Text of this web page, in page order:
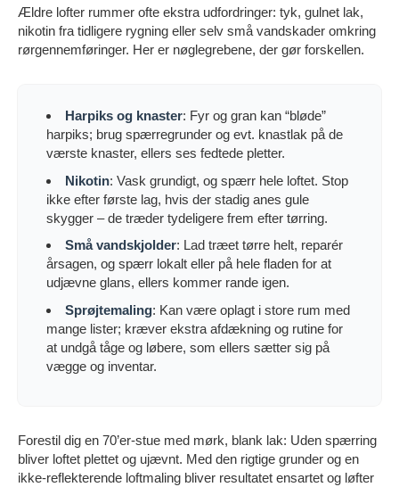
Ældre lofter rummer ofte ekstra udfordringer: tyk, gulnet lak,
nikotin fra tidligere rygning eller selv små vandskader omkring
rørgennemføringer. Her er nøglegrebene, der gør forskellen.
Harpiks og knaster: Fyr og gran kan “bløde”
harpiks; brug spærregrunder og evt. knastlak på de
værste knaster, ellers ses fedtede pletter.
Nikotin: Vask grundigt, og spærr hele loftet. Stop
ikke efter første lag, hvis der stadig anes gule
skygger – de træder tydeligere frem efter tørring.
Små vandskjolder: Lad træet tørre helt, reparér
årsagen, og spærr lokalt eller på hele fladen for at
udjævne glans, ellers kommer rande igen.
Sprøjtemaling: Kan være oplagt i store rum med
mange lister; kræver ekstra afdækning og rutine for
at undgå tåge og løbere, som ellers sætter sig på
vægge og inventar.
Forestil dig en 70’er-stue med mørk, blank lak: Uden spærring
bliver loftet plettet og ujævnt. Med den rigtige grunder og en
ikke-reflekterende loftmaling bliver resultatet ensartet og løfter